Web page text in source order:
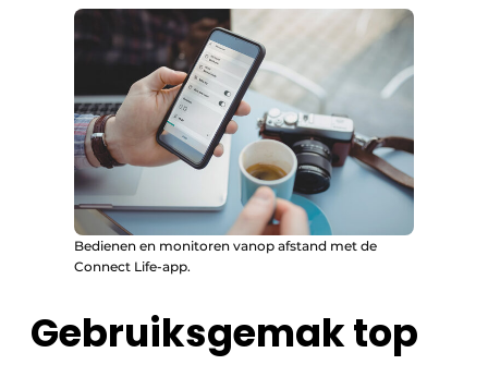
Bedienen en monitoren vanop afstand met de
Connect Life-app.
Gebruiksgemak top